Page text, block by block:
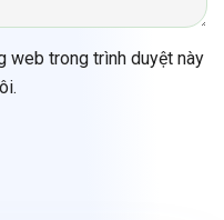
web trong trình duyệt này